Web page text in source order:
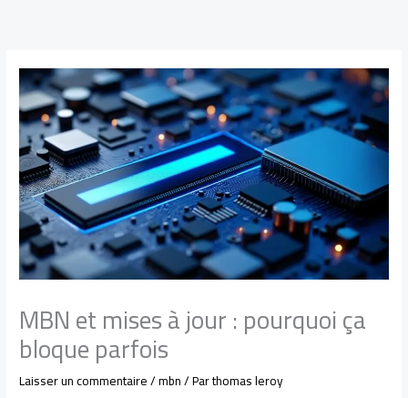
MBN et mises à jour : pourquoi ça
bloque parfois
Laisser un commentaire/mbn/ Parthomas leroy